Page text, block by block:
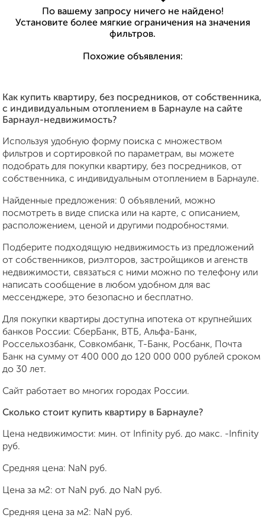
По вашему запросу ничего не найдено!
Установите более мягкие ограничения на значения
фильтров.
Похожие объявления:
Как купить квартиру, без посредников, от собственника,
с индивидуальным отоплением в Барнауле на сайте
Барнаул-недвижимость?
Используя удобную форму поиска с множеством
фильтров и сортировкой по параметрам, вы можете
подобрать для покупки квартиру, без посредников, от
собственника, с индивидуальным отоплением в Барнауле.
Найденные предложения: 0 объявлений, можно
посмотреть в виде списка или на карте, с описанием,
расположением, ценой и другими подробностями.
Подберите подходящую недвижимость из предложений
от собственников, риэлторов, застройщиков и агенств
недвижимости, связаться с ними можно по телефону или
написать сообщение в любом удобном для вас
мессенджере, это безопасно и бесплатно.
Для покупки квартиры доступна ипотека от крупнейших
банков России: СберБанк, ВТБ, Альфа-Банк,
Россельхозбанк, Совкомбанк, Т-Банк, Росбанк, Почта
Банк на сумму от 400 000 до 120 000 000 рублей сроком
до 30 лет.
Сайт работает во многих городах России.
Сколько стоит купить квартиру в Барнауле?
Цена недвижимости: мин. от Infinity руб. до макс. -Infinity
руб.
Средняя цена: NaN руб.
Цена за м2: от NaN руб. до NaN руб.
Средняя цена за м2: NaN руб.